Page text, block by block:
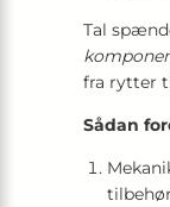
Tal
fra rytter
Sådan